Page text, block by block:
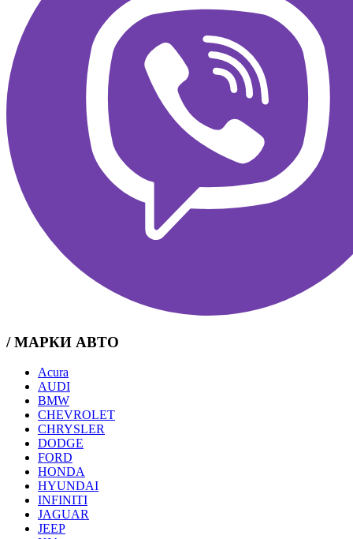
/ МАРКИ АВТО
Acura
AUDI
BMW
CHEVROLET
CHRYSLER
DODGE
FORD
HONDA
HYUNDAI
INFINITI
JAGUAR
JEEP